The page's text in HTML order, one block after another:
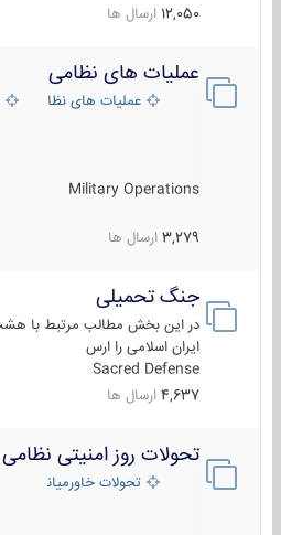
12,050 ارسال ها
عملیات های نظامی
عملیات های نظامی ایران
Military Operations
3,279 ارسال ها
جنگ تحمیلی
در این بخش مطالب مرتبط با
ایران اسلامی را ارس
Sacred Defense
4,637 ارسال ها
تحولات روز امنیتی نظامی
تحولات خاورمیانه